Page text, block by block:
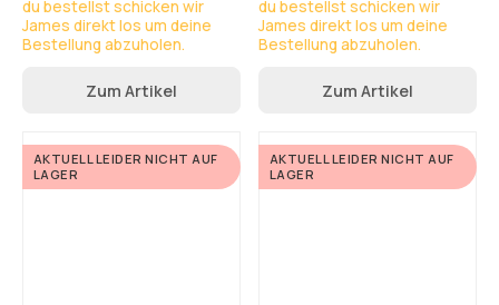
du bestellst schicken wir
James direkt los um deine
Bestellung abzuholen.
Zum Artikel
du bestellst schicken wir
James direkt los um deine
Bestellung abzuholen.
Zum Artikel
AKTUELL LEIDER NICHT AUF
LAGER
AKTUELL LEIDER NICHT AUF
LAGER